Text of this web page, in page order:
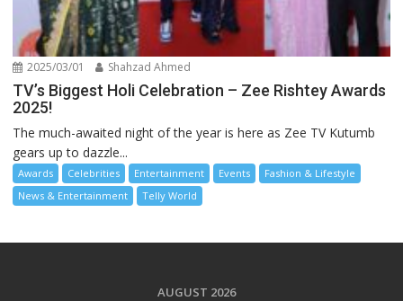
2025/03/01 Shahzad Ahmed
TV’s Biggest Holi Celebration – Zee Rishtey Awards
2025!
The much-awaited night of the year is here as Zee TV Kutumb
gears up to dazzle...
Awards Celebrities Entertainment Events
Fashion & Lifestyle
News & Entertainment
Telly World
AUGUST 2026